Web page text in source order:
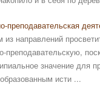
преподавательская
направлений
преподавательскую,
значение для
исти ...